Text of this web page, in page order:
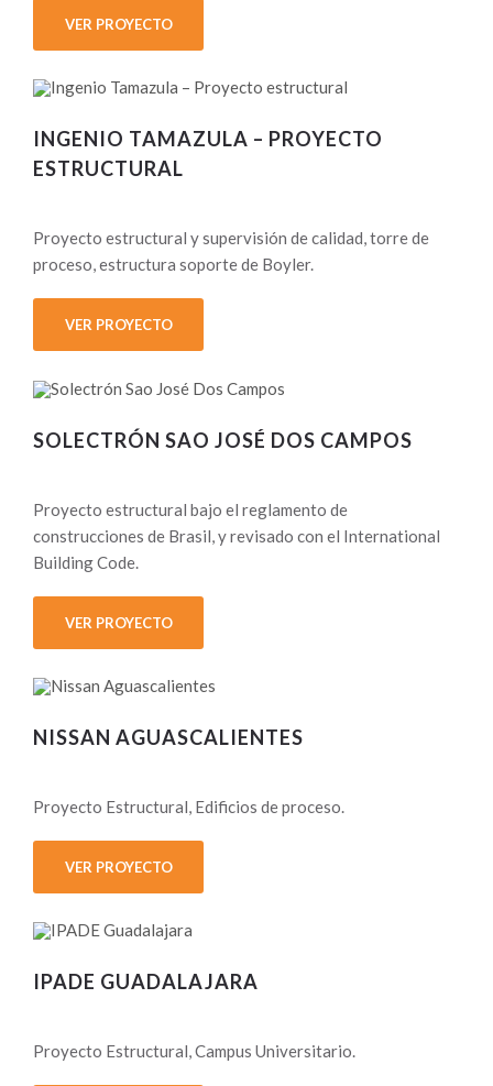
VER PROYECTO
INGENIO TAMAZULA – PROYECTO
ESTRUCTURAL
Proyecto estructural y supervisión de calidad, torre de
proceso, estructura soporte de Boyler.
VER PROYECTO
SOLECTRÓN SAO JOSÉ DOS CAMPOS
Proyecto estructural bajo el reglamento de
construcciones de Brasil, y revisado con el International
Building Code.
VER PROYECTO
NISSAN AGUASCALIENTES
Proyecto Estructural, Edificios de proceso.
VER PROYECTO
IPADE GUADALAJARA
Proyecto Estructural, Campus Universitario.